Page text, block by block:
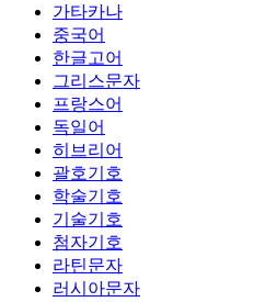
가타카나
중국어
한글고어
그리스문자
프랑스어
독일어
히브리어
괄호기호
학술기호
기술기호
첨자기호
라틴문자
러시아문자